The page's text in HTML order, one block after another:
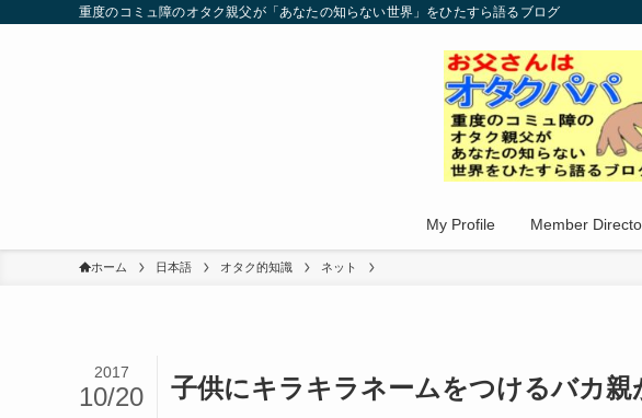
重度のコミュ障のオタク親父が「あなたの知らない世界」をひたすら語るブログ
My Profile Member
ホーム 日本語 オタク的知識 ネット
子供にキラキラネームをつけるバカ親
2017
10/20